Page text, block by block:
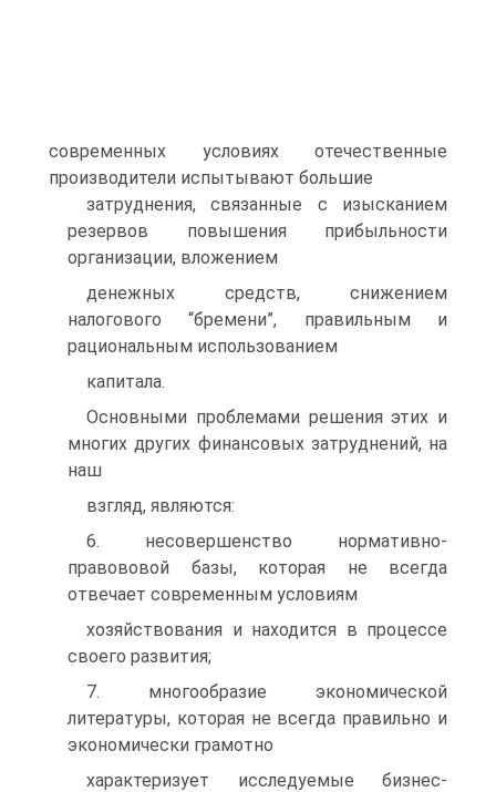
современных условиях отечественные
производители испытывают большие
затруднения, связанные с изысканием
резервов повышения прибыльности
организации, вложением
денежных средств, снижением
налогового “бремени”, правильным и
рациональным использованием
капитала.
Основными проблемами решения этих и
многих других финансовых затруднений, на
наш
взгляд, являются:
6. несовершенство нормативно-
правововой базы, которая не всегда
отвечает современным условиям
хозяйствования и находится в процессе
своего развития;
7. многообразие экономической
литературы, которая не всегда правильно и
экономически грамотно
характеризует исследуемые бизнес-